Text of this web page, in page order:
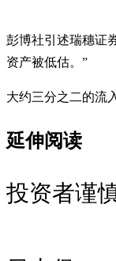
彭博社引述瑞穗证
资产被低估。”
大约三分之二的流
延伸阅读
投资者谨